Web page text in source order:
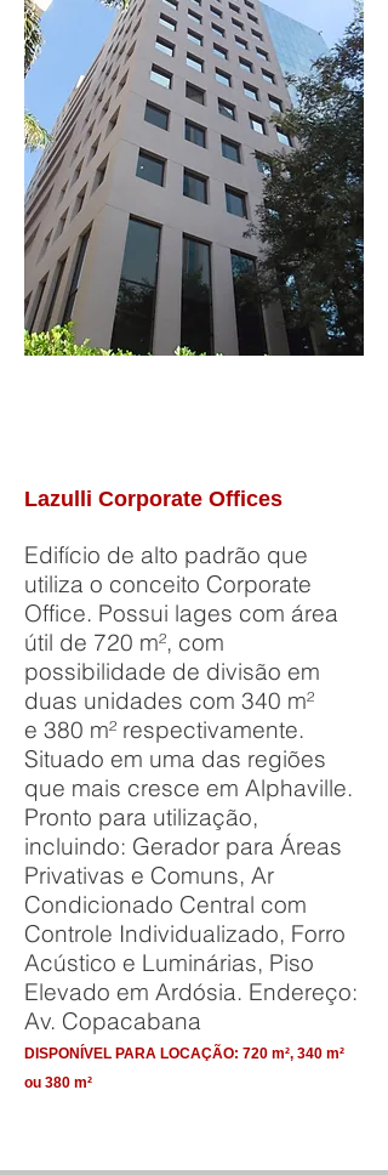
Lazulli Corporate Offices
Edifício de alto padrão que
utiliza o conceito Corporate
Office. Possui lages com área
útil de 720 m², com
possibilidade de divisão em
duas unidades com 340 m²
e 380 m² respectivamente.
Situado em uma das regiões
que mais cresce em Alphaville.
Pronto para utilização,
incluindo: Gerador para Áreas
Privativas e Comuns, Ar
Condicionado Central com
Controle Individualizado, Forro
Acústico e Luminárias, Piso
Elevado em Ardósia. Endereço:
Av. Copacabana
DISPONÍVEL PARA LOCAÇÃO: 720 m², 340 m²
ou 380 m²